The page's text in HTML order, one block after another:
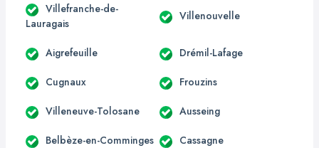
Villefranche-de-
Lauragais
Villenouvelle
Aigrefeuille Drémil-Lafage
Cugnaux Frouzins
Villeneuve-Tolosane Ausseing
Belbèze-en-Comminges Cassagne